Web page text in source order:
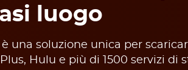
luogo
è una soluzione unica per
Hulu e più di 1500 servizi